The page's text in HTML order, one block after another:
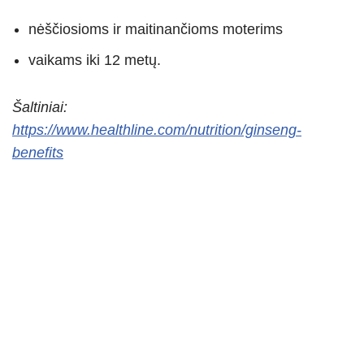
nėščiosioms ir maitinančioms moterims
vaikams iki 12 metų.
Šaltiniai:
https://www.healthline.com/nutrition/ginseng-
benefits